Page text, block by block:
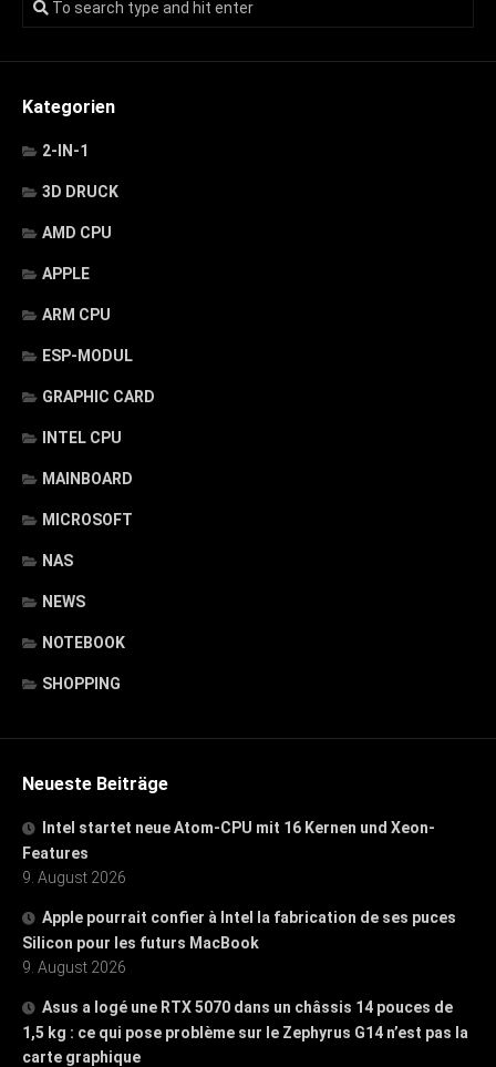
Kategorien
2-IN-1
3D DRUCK
AMD CPU
APPLE
ARM CPU
ESP-MODUL
GRAPHIC CARD
INTEL CPU
MAINBOARD
MICROSOFT
NAS
NEWS
NOTEBOOK
SHOPPING
Neueste Beiträge
Intel startet neue Atom-CPU mit 16 Kernen und Xeon-
Features
9. August 2026
Apple pourrait confier à Intel la fabrication de ses puces
Silicon pour les futurs MacBook
9. August 2026
Asus a logé une RTX 5070 dans un châssis 14 pouces de
1,5 kg : ce qui pose problème sur le Zephyrus G14 n’est pas la
carte graphique